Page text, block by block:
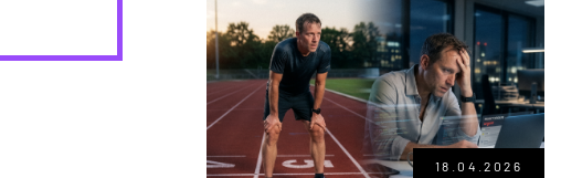
18.04.2026